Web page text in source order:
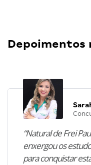
Depoimentos
“Natural de Frei
enxergou os
para conquistar